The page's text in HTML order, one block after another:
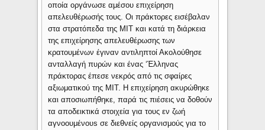
οποία οργάνωσε αμέσου επιχείρηση
απελευθέρωσής τους. Οι πράκτορες εισέβαλαν
στα στρατόπεδα της MIT και κατά τη διάρκεια
της επιχείρησης απελευθέρωσης των
κρατουμένων έγιναν αντιληπτοί Ακολούθησε
ανταλλαγή πυρών και ένας ‘Έλληνας
πράκτορας έπεσε νεκρός από τις σφαίρες
αξιωματικού της MIT. Η επιχείρηση ακυρώθηκε
και αποσιωπήθηκε, παρά τις πιέσεις να δοθούν
τα αποδεικτικά στοιχεία για τους εν ζωή
αγνοουμένουs σε διεθνείς οργανισμούς για το